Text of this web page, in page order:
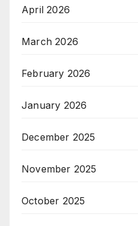
April 2026
March 2026
February 2026
January 2026
December 2025
November 2025
October 2025